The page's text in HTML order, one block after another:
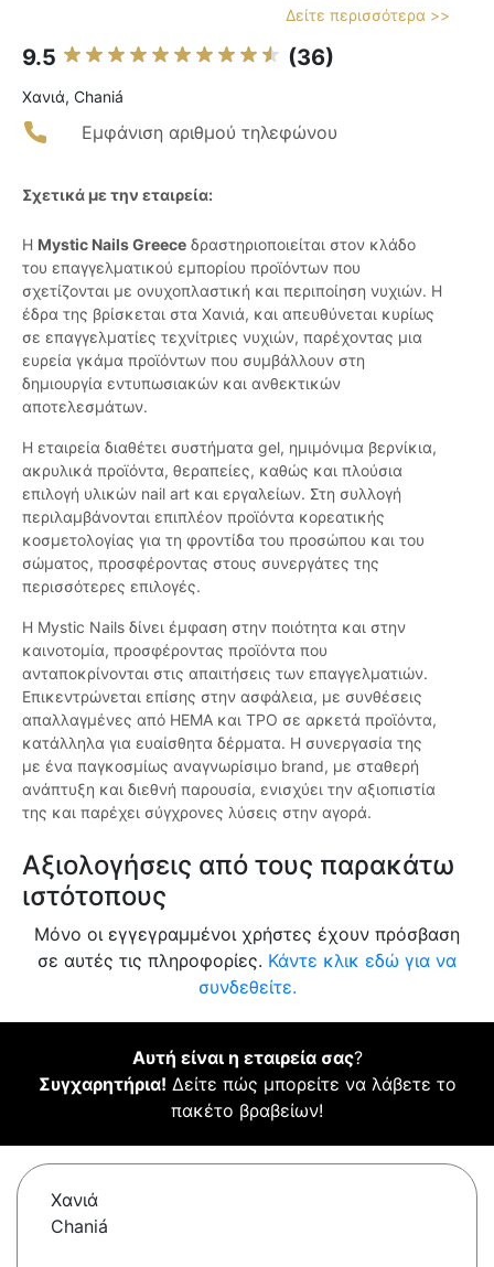
Δείτε περισσότερα >>
9.5 (36)
Χανιά, Chaniá
Εμφάνιση αριθμού τηλεφώνου
Σχετικά με την εταιρεία:
Η Mystic Nails Greece δραστηριοποιείται στον κλάδο
του επαγγελματικού εμπορίου προϊόντων που
σχετίζονται με ονυχοπλαστική και περιποίηση νυχιών. Η
έδρα της βρίσκεται στα Χανιά, και απευθύνεται κυρίως
σε επαγγελματίες τεχνίτριες νυχιών, παρέχοντας μια
ευρεία γκάμα προϊόντων που συμβάλλουν στη
δημιουργία εντυπωσιακών και ανθεκτικών
αποτελεσμάτων.
Η εταιρεία διαθέτει συστήματα gel, ημιμόνιμα βερνίκια,
ακρυλικά προϊόντα, θεραπείες, καθώς και πλούσια
επιλογή υλικών nail art και εργαλείων. Στη συλλογή
περιλαμβάνονται επιπλέον προϊόντα κορεατικής
κοσμετολογίας για τη φροντίδα του προσώπου και του
σώματος, προσφέροντας στους συνεργάτες της
περισσότερες επιλογές.
Η Mystic Nails δίνει έμφαση στην ποιότητα και στην
καινοτομία, προσφέροντας προϊόντα που
ανταποκρίνονται στις απαιτήσεις των επαγγελματιών.
Επικεντρώνεται επίσης στην ασφάλεια, με συνθέσεις
απαλλαγμένες από HEMA και TPO σε αρκετά προϊόντα,
κατάλληλα για ευαίσθητα δέρματα. Η συνεργασία της
με ένα παγκοσμίως αναγνωρίσιμο brand, με σταθερή
ανάπτυξη και διεθνή παρουσία, ενισχύει την αξιοπιστία
της και παρέχει σύγχρονες λύσεις στην αγορά.
Αξιολογήσεις από τους παρακάτω
ιστότοπους
Μόνο οι εγγεγραμμένοι χρήστες έχουν πρόσβαση
σε αυτές τις πληροφορίες. Κάντε κλικ εδώ για να
συνδεθείτε.
Αυτή είναι η εταιρεία σας?
Συγχαρητήρια! Δείτε πώς μπορείτε να λάβετε το
πακέτο βραβείων!
Χανιά
Chaniá